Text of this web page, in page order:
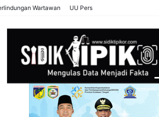
Wartawan UU Pers